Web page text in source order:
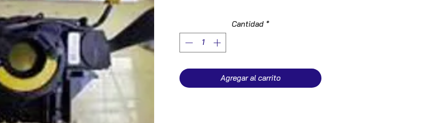
Cantidad *
Agregar al carrito